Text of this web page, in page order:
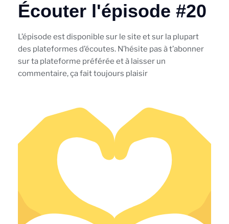
Écouter l'épisode #20
L’épisode est disponible sur le site et sur la plupart
des plateformes d’écoutes. N’hésite pas à t’abonner
sur ta plateforme préférée et à laisser un
commentaire, ça fait toujours plaisir